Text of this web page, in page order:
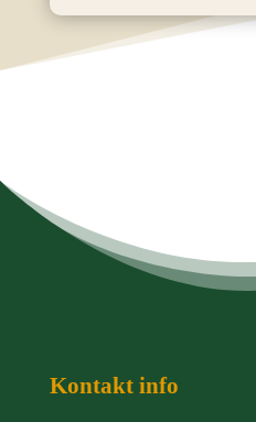
Kontakt info